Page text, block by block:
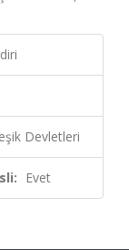
Devletleri
Evet